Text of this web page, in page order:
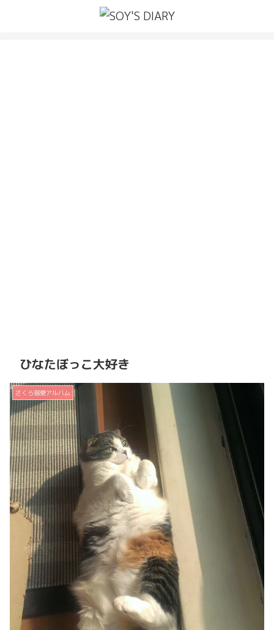
ひなたぼっこ大好き
さくら溺愛アルバム